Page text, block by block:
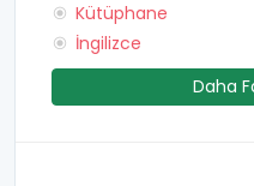
Kütüphane
İngilizce
Daha